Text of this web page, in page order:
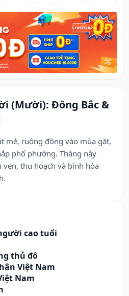
(Mười): Đông Bắc &
mẻ, ruộng đồng vào mùa gặt,
phố phường. Tháng này
thu hoạch và bình hòa
cao tuổi
thủ đô
Việt Nam
Nam